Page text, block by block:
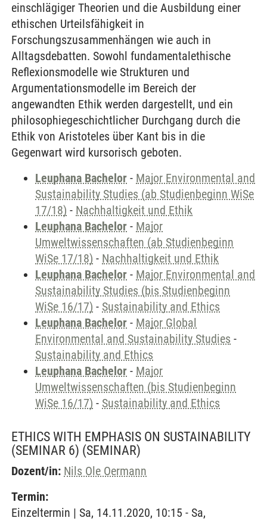
einschlägiger Theorien und die Ausbildung einer
ethischen Urteilsfähigkeit in
Forschungszusammenhängen wie auch in
Alltagsdebatten. Sowohl fundamentalethische
Reflexionsmodelle wie Strukturen und
Argumentationsmodelle im Bereich der
angewandten Ethik werden dargestellt, und ein
philosophiegeschichtlicher Durchgang durch die
Ethik von Aristoteles über Kant bis in die
Gegenwart wird kursorisch geboten.
Leuphana Bachelor - Major Environmental and
Sustainability Studies (ab Studienbeginn WiSe
17/18) - Nachhaltigkeit und Ethik
Leuphana Bachelor - Major
Umweltwissenschaften (ab Studienbeginn
WiSe 17/18) - Nachhaltigkeit und Ethik
Leuphana Bachelor - Major Environmental and
Sustainability Studies (bis Studienbeginn
WiSe 16/17) - Sustainability and Ethics
Leuphana Bachelor - Major Global
Environmental and Sustainability Studies -
Sustainability and Ethics
Leuphana Bachelor - Major
Umweltwissenschaften (bis Studienbeginn
WiSe 16/17) - Sustainability and Ethics
ETHICS WITH EMPHASIS ON SUSTAINABILITY
(SEMINAR 6) (SEMINAR)
Dozent/in: Nils Ole Oermann
Termin:
Einzeltermin | Sa, 14.11.2020, 10:15 - Sa,